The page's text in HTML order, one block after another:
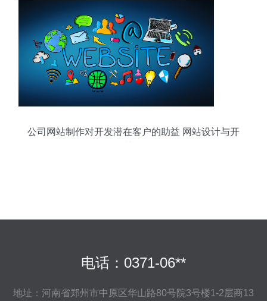
公司网站制作对开发潜在客户的助益 网站设计与开
电话：0371-06**
地址：河南省郑州市中原区华山路80号院3号楼1-2层商13